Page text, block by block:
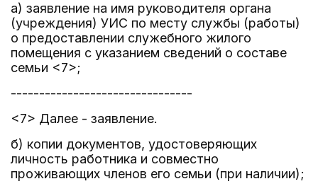
а) заявление на имя руководителя органа
(учреждения) УИС по месту службы (работы)
о предоставлении служебного жилого
помещения с указанием сведений о составе
семьи <7>;
--------------------------------
<7> Далее - заявление.
б) копии документов, удостоверяющих
личность работника и совместно
проживающих членов его семьи (при наличии);